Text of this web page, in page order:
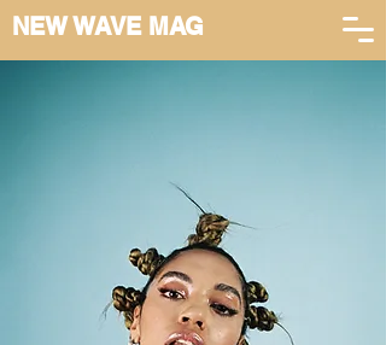
NEW WAVE MAG